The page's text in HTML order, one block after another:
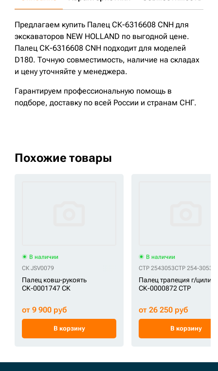
Предлагаем купить Палец СК-6316608 CNH для
экскаваторов NEW HOLLAND по выгодной цене.
Палец СК-6316608 CNH подходит для моделей
D180. Точную совместимость, наличие на складах
и цену уточняйте у менеджера.
Гарантируем профессиональную помощь в
подборе, доставку по всей России и странам СНГ.
Похожие товары
В наличии
СК JSV0079
Палец ковш-рукоять
СК-0001747 СК
от 9 900 руб
В корзину
В наличии
CTP 2543053CTP 254-3053
Палец трапеция г/
СК-0000872 CTP
от 26 250 руб
В корзину